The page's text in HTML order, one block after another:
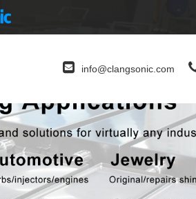
info@clangsonic.com